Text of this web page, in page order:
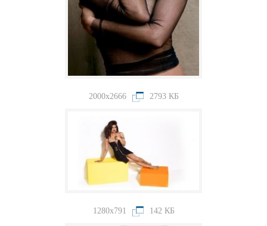
2000x2666 2793 КБ
1280x791 142 КБ